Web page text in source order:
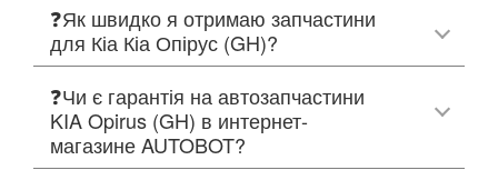
❓Як швидко я отримаю запчастини
для Кіа Кіа Опірус (GH)?
❓Чи є гарантія на автозапчастини
KIA Opirus (GH) в интернет-
магазине AUTOBOT?